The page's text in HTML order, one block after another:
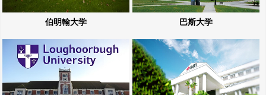
伯明翰大学 巴斯大学